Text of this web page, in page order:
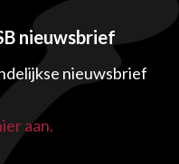
nieuwsbrief
nieuwsbrief
aan.